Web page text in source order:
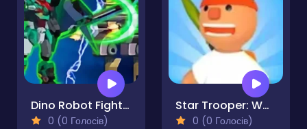
Dino Robot Fighting War
0 (0 Голосів)
Star Trooper: War for Survival
0 (0 Голосів)